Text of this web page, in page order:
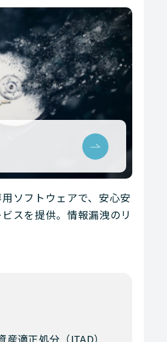
ソフトウェアで、安心安
スを提供。情報漏洩のリ
適正処分（ITAD）